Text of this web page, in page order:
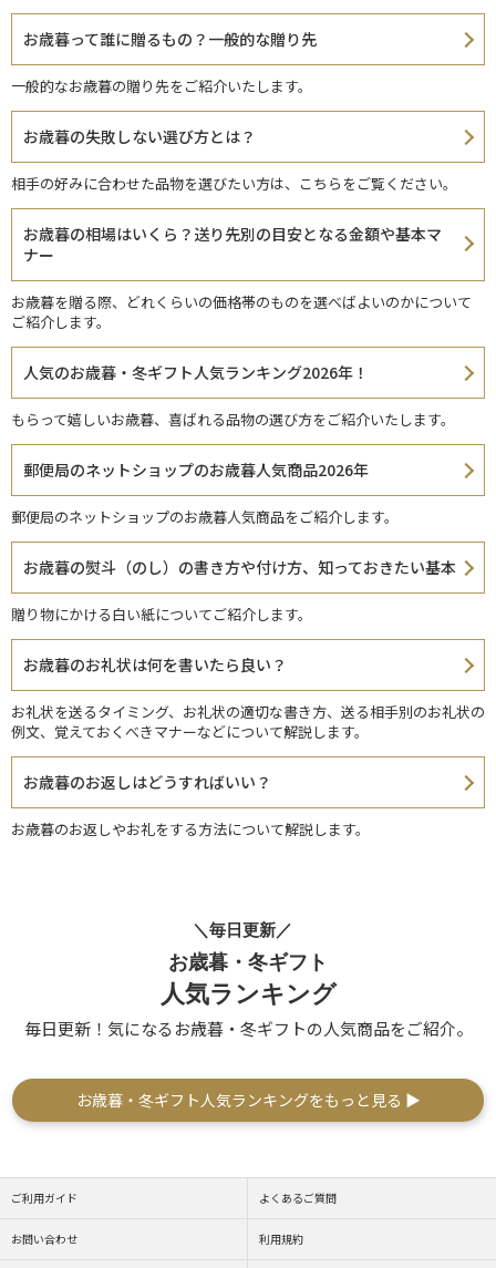
お歳暮って誰に贈るもの？一般的な贈り先
一般的なお歳暮の贈り先をご紹介いたします。
お歳暮の失敗しない選び方とは？
相手の好みに合わせた品物を選びたい方は、こちらをご覧ください。
お歳暮の相場はいくら？送り先別の目安となる金額や基本マ
ナー
お歳暮を贈る際、どれくらいの価格帯のものを選べばよいのかについて
ご紹介します。
人気のお歳暮・冬ギフト人気ランキング2026年！
もらって嬉しいお歳暮、喜ばれる品物の選び方をご紹介いたします。
郵便局のネットショップのお歳暮人気商品2026年
郵便局のネットショップのお歳暮人気商品をご紹介します。
お歳暮の熨斗（のし）の書き方や付け方、知っておきたい基本
贈り物にかける白い紙についてご紹介します。
お歳暮のお礼状は何を書いたら良い？
お礼状を送るタイミング、お礼状の適切な書き方、送る相手別のお礼状の
例文、覚えておくべきマナーなどについて解説します。
お歳暮のお返しはどうすればいい？
お歳暮のお返しやお礼をする方法について解説します。
＼毎日更新／
お歳暮・冬ギフト
人気ランキング
毎日更新！気になるお歳暮・冬ギフトの人気商品をご紹介。
お歳暮・冬ギフト人気ランキングをもっと見る ▶
ご利用ガイド よくあるご質問
お問い合わせ 利用規約